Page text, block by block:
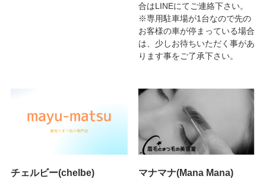
合はLINEにてご連絡下さい。
※専用駐車場が1台なので先の
お客様の車が停まっている場合
は、少しお待ちいただく事があ
ります事をご了承下さい。
チェルビー(chelbe) マナマナ(Mana Mana)